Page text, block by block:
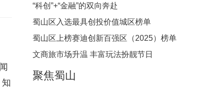
“科创”+“金融”的双向奔赴
蜀山区入选最具创投价值城区榜单
蜀山区上榜赛迪创新百强区（2025）榜单
文商旅市场升温 丰富玩法扮靓节日
聚焦蜀山